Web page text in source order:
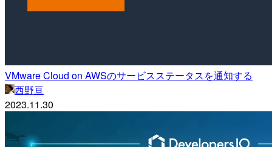
VMware Cloud on AWSのサービスステータスを通知する
西野亘
2023.11.30